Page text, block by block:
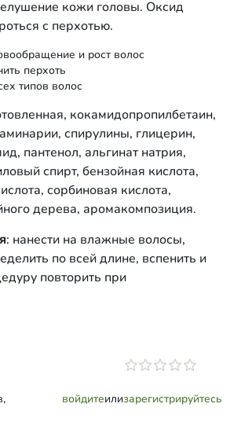
кожи головы. Оксид
с перхотью.
и рост волос
перхоть
типов волос
кокамидопропилбетаин,
спирулины, глицерин,
пантенол, альгинат натрия,
спирт, бензойная кислота,
сорбиновая кислота,
дерева, аромакомпозиция.
: нанести на влажные волосы,
по всей длине, вспенить и
повторить при
войдитеилизарегистрируйтесь